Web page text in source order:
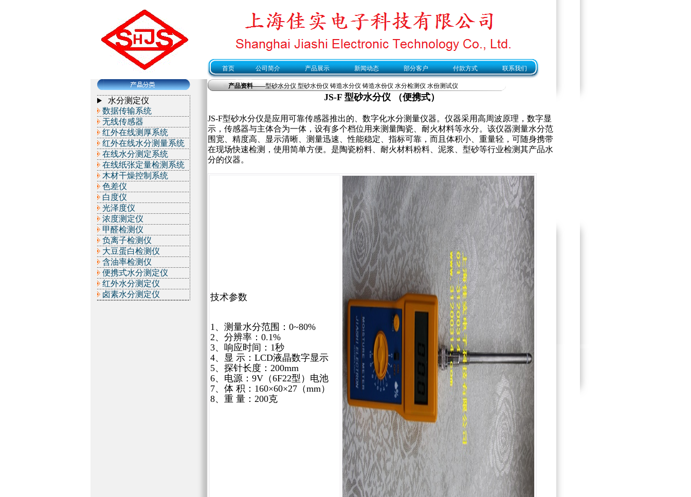
首页 公司简介 产品展示 新闻动态 部分客户 付款方式 联系我们
水分测定仪
数据传输系统
无线传感器
红外在线测厚系统
红外在线水分测量系统
在线水分测定系统
在线纸张定量检测系统
木材干燥控制系统
色差仪
白度仪
光泽度仪
浓度测定仪
甲醛检测仪
负离子检测仪
大豆蛋白检测仪
含油率检测仪
便携式水分测定仪
红外水分测定仪
卤素水分测定仪
产品资料——型砂水分仪 型砂水份仪 铸造水分仪 铸造水份仪 水分检测仪 水份测试仪
JS-F 型砂水分仪 （便携式）
JS-F型砂水分仪是应用可靠传感器推出的、数字化水分测量仪器。仪器采用高周波原理，数字显
示，传感器与主体合为一体，设有多个档位用来测量陶瓷、耐火材料等水分。该仪器测量水分范
围宽、精度高、显示清晰、测量迅速、性能稳定、指标可靠，而且体积小、重量轻，可随身携带
在现场快速检测，使用简单方便。是陶瓷粉料、耐火材料粉料、泥浆、型砂等行业检测其产品水
分的仪器。
技术参数
1、测量水分范围：0~80%
2、分辨率：0.1%
3、响应时间：1秒
4、显 示：LCD液晶数字显示
5、探针长度：200mm
6、电源：9V（6F22型）电池
7、体 积：160×60×27（mm）
8、重 量：200克